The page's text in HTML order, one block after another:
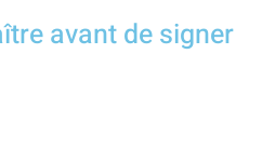
avant de signer